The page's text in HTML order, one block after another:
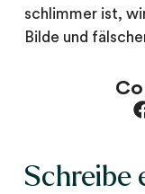
schlimmer ist,
Bilde und
Schreibe